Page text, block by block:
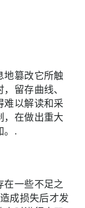
地篡改它所触
留存曲线、
难以解读和采
，在做出重大
。.
在一些不足之
成损失后才发